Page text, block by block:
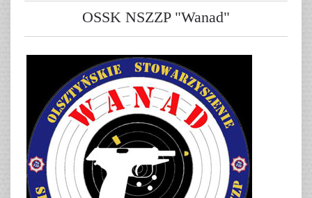
OSSK NSZZP "Wanad"